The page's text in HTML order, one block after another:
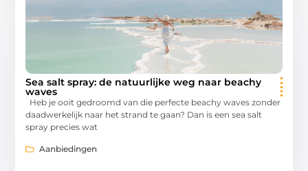
Sea salt spray: de natuurlijke weg naar beachy
waves
Heb je ooit gedroomd van die perfecte beachy waves zonder
daadwerkelijk naar het strand te gaan? Dan is een sea salt
spray precies wat
Aanbiedingen